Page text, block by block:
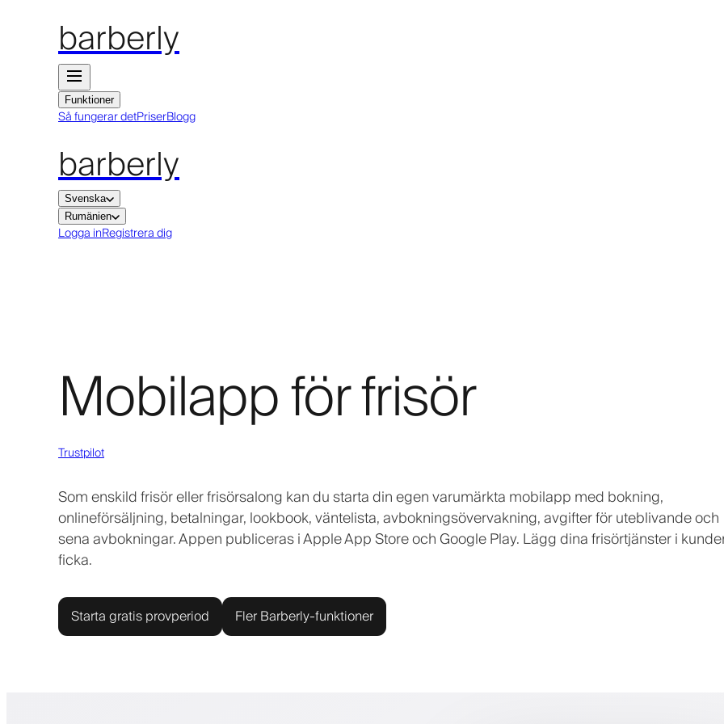
barberly
Funktioner
Så fungerar detPriserBlogg
barberly
Svenska
Rumänien
Logga inRegistrera dig
Mobilapp för frisör
Trustpilot
Som enskild frisör eller frisörsalong kan du starta din egen varumärkta mobilapp med bokning,
onlineförsäljning, betalningar, lookbook, väntelista, avbokningsövervakning, avgifter för uteblivande och
sena avbokningar. Appen publiceras i Apple App Store och Google Play. Lägg dina frisörtjänster i
ficka.
Starta gratis provperiod Fler Barberly-funktioner